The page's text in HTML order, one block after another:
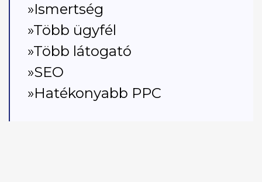
»Ismertség
»Több ügyfél
»Több látogató
»SEO
»Hatékonyabb PPC